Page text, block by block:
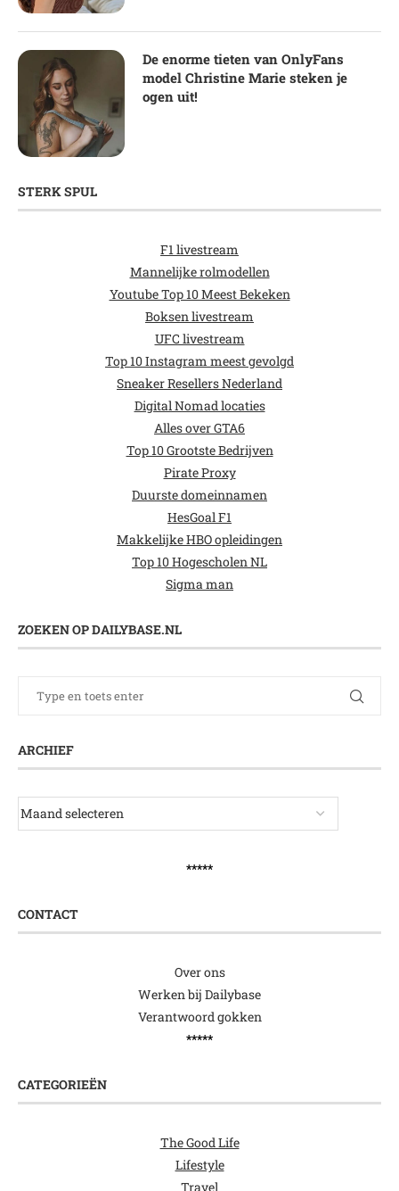
De enorme tieten van OnlyFans
model Christine Marie steken je
ogen uit!
STERK SPUL
F1 livestream
Mannelijke rolmodellen
Youtube Top 10 Meest Bekeken
Boksen livestream
UFC livestream
Top 10 Instagram meest gevolgd
Sneaker Resellers Nederland
Digital Nomad locaties
Alles over GTA6
Top 10 Grootste Bedrijven
Pirate Proxy
Duurste domeinnamen
HesGoal F1
Makkelijke HBO opleidingen
Top 10 Hogescholen NL
Sigma man
ZOEKEN OP DAILYBASE.NL
ARCHIEF
*****
CONTACT
Over ons
Werken bij Dailybase
Verantwoord gokken
*****
CATEGORIEËN
The Good Life
Lifestyle
Travel